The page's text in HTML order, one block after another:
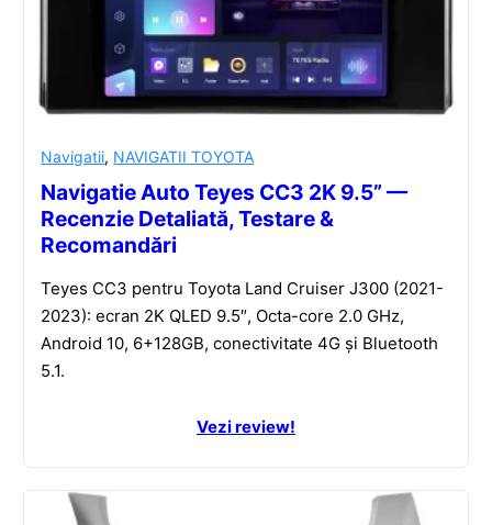
Navigatii, NAVIGATII TOYOTA
Navigatie Auto Teyes CC3 2K 9.5” —
Recenzie Detaliată, Testare &
Recomandări
Teyes CC3 pentru Toyota Land Cruiser J300 (2021-
2023): ecran 2K QLED 9.5″, Octa-core 2.0 GHz,
Android 10, 6+128GB, conectivitate 4G și Bluetooth
5.1.
Vezi review!